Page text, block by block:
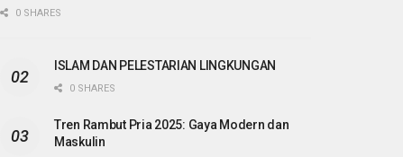
0 SHARES
ISLAM DAN PELESTARIAN LINGKUNGAN
0 SHARES
Tren Rambut Pria 2025: Gaya Modern dan
Maskulin